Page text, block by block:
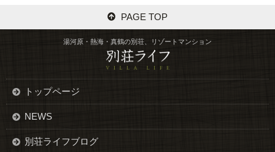
PAGE TOP
湯河原・熱海・真鶴の別荘、リゾートマンション
トップページ
NEWS
別荘ライフブログ